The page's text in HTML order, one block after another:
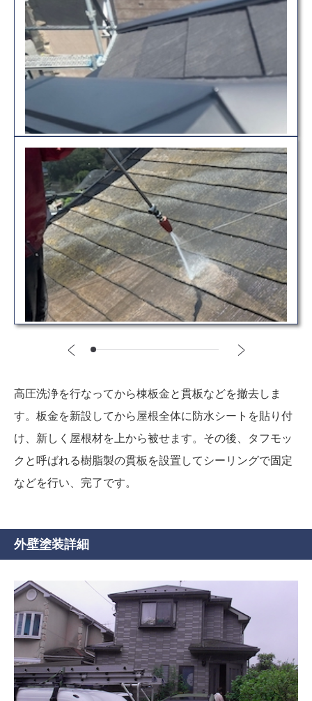
高圧洗浄を行なってから棟板金と貫板などを撤去しま
す。板金を新設してから屋根全体に防水シートを貼り付
け、新しく屋根材を上から被せます。その後、タフモッ
クと呼ばれる樹脂製の貫板を設置してシーリングで固定
などを行い、完了です。
外壁塗装詳細